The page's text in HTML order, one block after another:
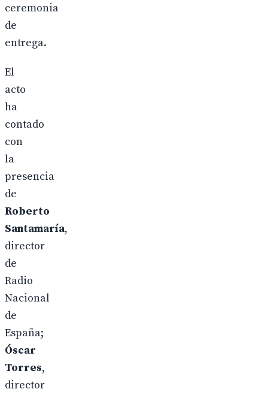
ceremonia
de
entrega.
El
acto
ha
contado
con
la
presencia
de
Roberto
Santamaría,
director
de
Radio
Nacional
de
España;
Óscar
Torres,
director